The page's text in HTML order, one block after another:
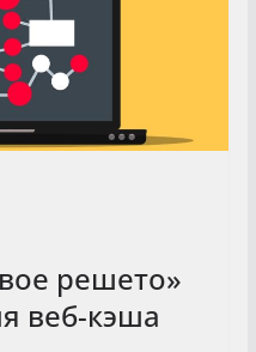
решето»
веб-кэша